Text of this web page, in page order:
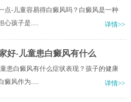
点-儿童容易得白癜风吗？白癜风是一种
心孩子是.....
详情>>
好-儿童患白癜风有什么
患白癜风有什么症状表现？孩子的健康
癜风作为.....
详情>>